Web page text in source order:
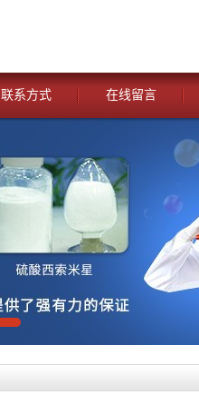
联系方式 在线留言